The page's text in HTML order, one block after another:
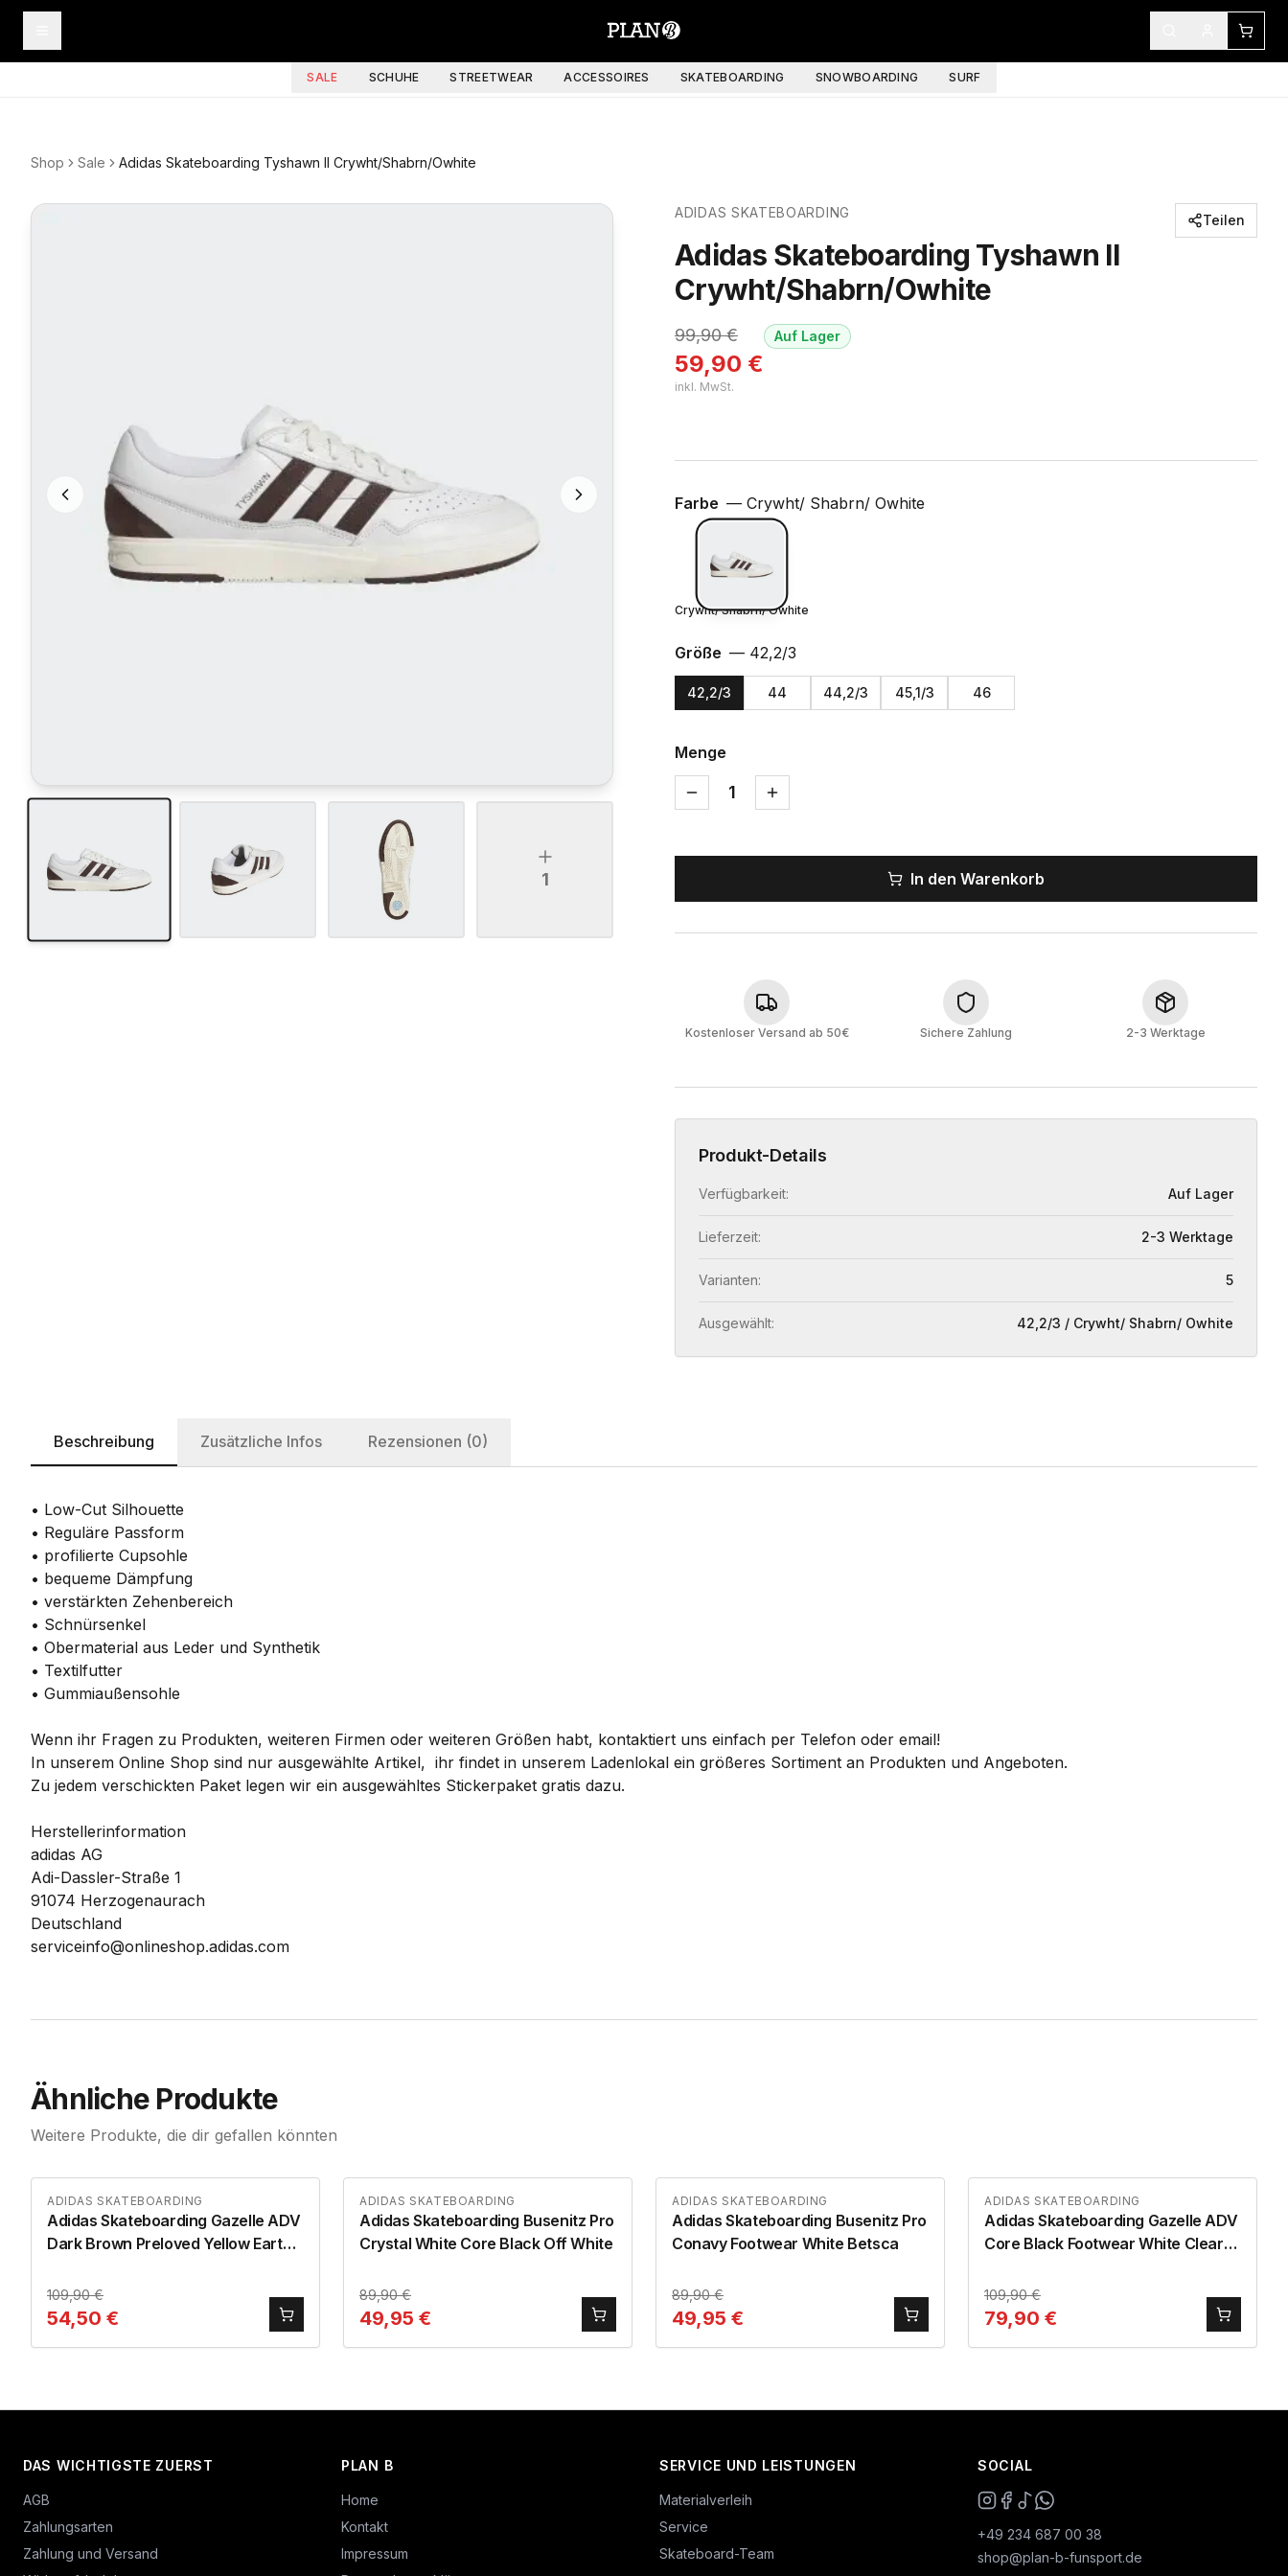
SALE SCHUHE STREETWEAR ACCESSOIRES SKATEBOARDING SNOWBOARDING SURF
Shop Sale Adidas Skateboarding Tyshawn II Crywht/Shabrn/Owhite
1
ADIDAS SKATEBOARDING
Adidas Skateboarding Tyshawn II
Crywht/Shabrn/Owhite
99,90€
59,90 €
inkl. MwSt.
Auf Lager
Teilen
Farbe — Crywht/ Shabrn/ Owhite
Crywht/ Shabrn/ Owhite
Größe — 42,2/3
42,2/3 44 44,2/3 45,1/3 46
Menge
1
In den Warenkorb
Kostenloser Versand ab 50€ Sichere Zahlung 2-3 Werktage
Produkt-Details
Verfügbarkeit: Auf Lager
Lieferzeit: 2-3 Werktage
Varianten: 5
Ausgewählt: 42,2/3 / Crywht/ Shabrn/ Owhite
Beschreibung Zusätzliche Infos Rezensionen (0)
• Low-Cut Silhouette
• Reguläre Passform
• profilierte Cupsohle
• bequeme Dämpfung
• verstärkten Zehenbereich
• Schnürsenkel
• Obermaterial aus Leder und Synthetik
• Textilfutter
• Gummiaußensohle
Wenn ihr Fragen zu Produkten, weiteren Firmen oder weiteren Größen habt, kontaktiert uns einfach per Telefon oder email!
In unserem Online Shop sind nur ausgewählte Artikel, ihr findet in unserem Ladenlokal ein größeres Sortiment an Produkten und Angeboten.
Zu jedem verschickten Paket legen wir ein ausgewähltes Stickerpaket gratis dazu.
Herstellerinformation
adidas AG
Adi-Dassler-Straße 1
91074 Herzogenaurach
Deutschland
serviceinfo@onlineshop.adidas.com
Ähnliche Produkte
Weitere Produkte, die dir gefallen könnten
ADIDAS SKATEBOARDING
Adidas Skateboarding Gazelle ADV
Dark Brown Preloved Yellow Earth
109,90€
54,50 €
ADIDAS SKATEBOARDING
Adidas Skateboarding Busenitz Pro
Crystal White Core Black Off White
89,90€
49,95 €
ADIDAS SKATEBOARDING
Adidas Skateboarding Busenitz Pro
Conavy Footwear White Betsca
89,90€
49,95 €
ADIDAS SKATEBOARDING
Adidas Skateboarding Gazelle ADV
Core Black Footwear White Clear
109,90€
79,90 €
DAS WICHTIGSTE ZUERST
AGB
Zahlungsarten
Zahlung und Versand
PLAN B
Home
Kontakt
Impressum
SERVICE UND LEISTUNGEN
Materialverleih
Service
Skateboard-Team
SOCIAL
+49 234 687 00 38
shop@plan-b-funsport.de